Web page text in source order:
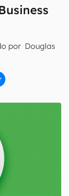
por Douglas